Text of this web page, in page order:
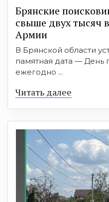
Брянские
свыше двух тысяч
Армии
В Брянской области
памятная дата — День
ежегодно ...
Читать далее